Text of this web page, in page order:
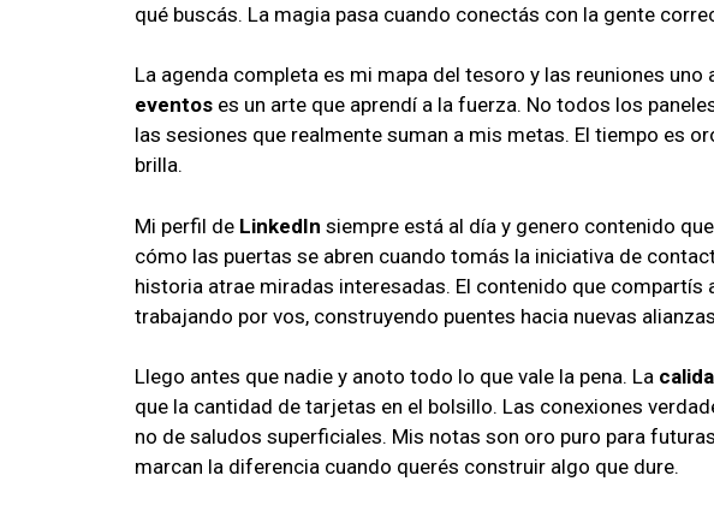
qué buscás. La magia pasa cuando conectás con la gente
La agenda completa es mi mapa del tesoro y las reuniones uno
eventos es un arte que aprendí a la fuerza. No todos los
las sesiones que realmente suman a mis metas. El tiempo es
brilla.
Mi perfil de LinkedIn siempre está al día y genero contenido
cómo las puertas se abren cuando tomás la iniciativa de
historia atrae miradas interesadas. El contenido que compartís
trabajando por vos, construyendo puentes hacia nuevas
Llego antes que nadie y anoto todo lo que vale la pena. La
que la cantidad de tarjetas en el bolsillo. Las conexiones
no de saludos superficiales. Mis notas son oro puro para
marcan la diferencia cuando querés construir algo que dure.